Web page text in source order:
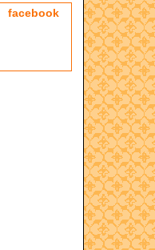
facebook